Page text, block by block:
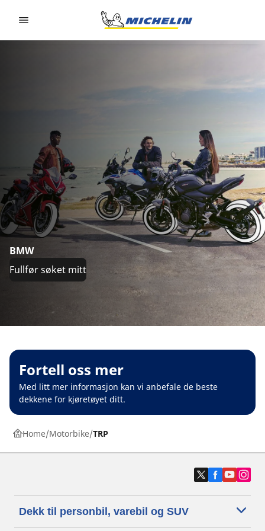
BMW
Fullfør søket mitt
Fortell oss mer
Med litt mer informasjon kan vi anbefale de beste
dekkene for kjøretøyet ditt.
Home Motorbike TRP
Dekk til personbil, varebil og SUV